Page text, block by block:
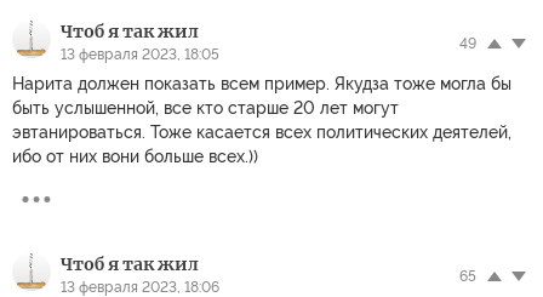
Чтоб я так жил
13 февраля 2023, 18:05
49
Нарита должен показать всем пример. Якудза тоже могла бы
быть услышенной, все кто старше 20 лет могут
эвтанироваться. Тоже касается всех политических деятелей,
ибо от них вони больше всех.))
Чтоб я так жил
13 февраля 2023, 18:06
65